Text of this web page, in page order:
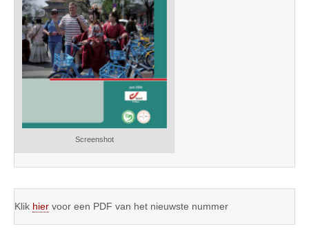
Screenshot
Klik hier voor een PDF van het nieuwste nummer